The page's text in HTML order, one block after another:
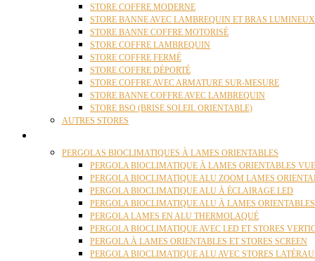
STORE COFFRE MODERNE
STORE BANNE AVEC LAMBREQUIN ET BRAS LUMINEUX
STORE BANNE COFFRE MOTORISÉ
STORE COFFRE LAMBREQUIN
STORE COFFRE FERMÉ
STORE COFFRE DÉPORTÉ
STORE COFFRE AVEC ARMATURE SUR-MESURE
STORE BANNE COFFRE AVEC LAMBREQUIN
STORE BSO (BRISE SOLEIL ORIENTABLE)
AUTRES STORES
PERGOLAS BIOCLIMATIQUES À LAMES ORIENTABLES
PERGOLA BIOCLIMATIQUE À LAMES ORIENTABLES
PERGOLA BIOCLIMATIQUE ALU ZOOM LAMES
PERGOLA BIOCLIMATIQUE ALU À ÉCLAIRAGE LED
PERGOLA BIOCLIMATIQUE ALU À LAMES
PERGOLA LAMES EN ALU THERMOLAQUÉ
PERGOLA BIOCLIMATIQUE AVEC LED ET STORES
PERGOLA À LAMES ORIENTABLES ET STORES SCREEN
PERGOLA BIOCLIMATIQUE ALU AVEC STORES